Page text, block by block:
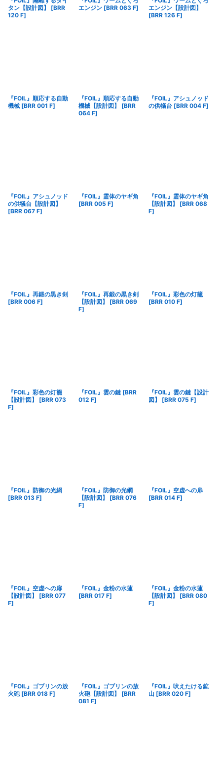
タン【設計図】
[BRR
120 F]
エンジン [BRR 063 F]
エンジン【設計図】
[BRR 126 F]
『FOIL』順応する自動
機械 [BRR 001 F]
『FOIL』順応する自動
機械【設計図】
[BRR
064 F]
『FOIL』アシュノッド
の供犠台 [BRR 004 F]
『FOIL』アシュノッド
の供犠台【設計図】
[BRR 067 F]
『FOIL』霊体のヤギ角
[BRR 005 F]
『FOIL』霊体のヤギ角
【設計図】
[BRR 068
F]
『FOIL』再鍛の黒き剣
[BRR 006 F]
『FOIL』再鍛の黒き剣
【設計図】
[BRR 069
F]
『FOIL』彩色の灯籠
[BRR 010 F]
『FOIL』彩色の灯籠
【設計図】
[BRR 073
F]
『FOIL』雲の鍵 [BRR
012 F]
『FOIL』雲の鍵【設計
図】
[BRR 075 F]
『FOIL』防御の光網
[BRR 013 F]
『FOIL』防御の光網
【設計図】
[BRR 076
F]
『FOIL』空虚への扉
[BRR 014 F]
『FOIL』空虚への扉
【設計図】
[BRR 077
F]
『FOIL』金粉の水蓮
[BRR 017 F]
『FOIL』金粉の水蓮
【設計図】
[BRR 080
F]
『FOIL』ゴブリンの放
火砲 [BRR 018 F]
『FOIL』ゴブリンの放
火砲【設計図】
[BRR
081 F]
『FOIL』吠えたける鉱
山 [BRR 020 F]